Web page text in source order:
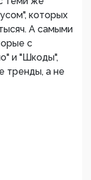
которых
А самыми
с
и "Шкоды",
тренды, а не